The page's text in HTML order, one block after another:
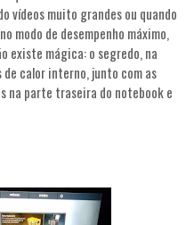
vídeos muito grandes ou quando
modo de desempenho máximo,
existe mágica: o segredo, na
calor interno, junto com as
na parte traseira do notebook e